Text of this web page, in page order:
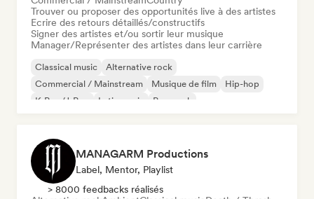
Trouver ou proposer des opportunités live à des artistes
Ecrire des retours détaillés/constructifs
Signer des artistes et/ou sortir leur musique
Manager/Représenter des artistes dans leur carrière
Classical music
Alternative rock
Commercial / Mainstream
Musique de film
Hip-hop
K-Pop/J-Pop
Latin music Pop punk
MANAGARM Productions
Label, Mentor, Playlist
> 8000 feedbacks réalisés